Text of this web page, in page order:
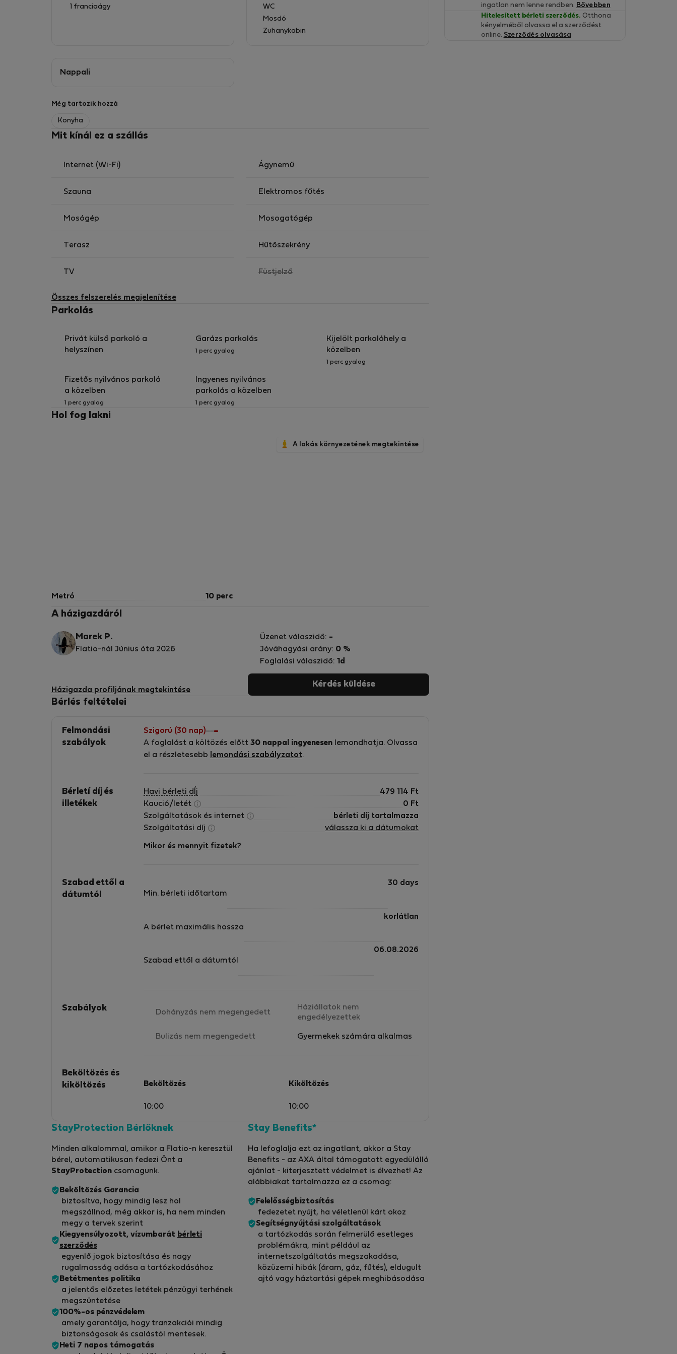
• A Hradčanská metróállomás a közelben — a belváros 10 perc alatt elérhető
1 franciaágy
WC
Mosdó
Zuhanykabin
Nappali
Még tartozik hozzá
Konyha
Mit kínál ez a szállás
Internet (Wi-Fi) Ágynemű
Szauna Elektromos fűtés
Mosógép Mosogatógép
Terasz Hűtőszekrény
TV Füstjelző,
Összes felszerelés megjelenítése
Parkolás
Privát külső parkoló a
helyszínen
Garázs parkolás
1 perc gyalog
Kijelölt parkolóhely a
közelben
1 perc gyalog
Fizetős nyilvános parkoló
a közelben
1 perc gyalog
Ingyenes nyilvános
parkolás a közelben
1 perc gyalog
Hol fog lakni
A lakás környezetének megtekintése
Metró 10 perc
A házigazdáról
Marek P.
Flatio-nál Június óta 2026
Házigazda profiljának megtekintése
Üzenet válaszidő: -
Jóváhagyási arány: 0 %
Foglalási válaszidő: 1d
Kérdés küldése
Bérlés feltételei
Felmondási
szabályok
Szigorú (30 nap)
A foglalást a költözés előtt 30 nappal ingyenesen lemondhatja. Olvassa
el a részletesebb
lemondási szabályzatot.
Bérletí díj és
illetékek
Havi bérleti dÍj 479 114 Ft
Kaució/letét
0 Ft
Szolgáltatások és internet
bérleti díj tartalmazza
Szolgáltatási díj
válassza ki a dátumokat
Mikor és mennyit fizetek?
Szabad ettől a
dátumtól
Min. bérleti időtartam
30 days
A bérlet maximális hossza
korlátlan
Szabad ettől a dátumtól
06.08.2026
Szabályok Dohányzás nem megengedett
Háziállatok nem
engedélyezettek
Bulizás nem megengedett Gyermekek számára alkalmas
Beköltözés és
kiköltözés
Beköltözés
10:00
Kiköltözés
10:00
StayProtection Bérlőknek
Minden alkalommal, amikor a Flatio-n keresztül
bérel, automatikusan fedezi Önt a
StayProtection csomagunk.
Beköltözés Garancia
biztosítva, hogy mindig lesz hol
megszállnod, még akkor is, ha nem minden
megy a tervek szerint
Kiegyensúlyozott, vízumbarát bérleti
szerződés
egyenlő jogok biztosítása és nagy
rugalmasság adása a tartózkodásához
Betétmentes politika
a jelentős előzetes letétek pénzügyi terhének
megszüntetése
100%-os pénzvédelem
amely garantálja, hogy tranzakciói mindig
biztonságosak és csalástól mentesek.
Heti 7 napos támogatás
Stay Benefits*
Ha lefoglalja ezt az ingatlant, akkor a Stay
Benefits - az AXA által támogatott egyedülálló
ajánlat - kiterjesztett védelmet is élvezhet! Az
alábbiakat tartalmazza ez a csomag:
Felelősségbiztosítás
fedezetet nyújt, ha véletlenül kárt okoz
Segítségnyújtási szolgáltatások
a tartózkodás során felmerülő esetleges
problémákra, mint például az
internetszolgáltatás megszakadása,
közüzemi hibák (áram, gáz, fűtés), eldugult
ajtó vagy háztartási gépek meghibásodása
ingatlan nem lenne rendben. Bővebben
Hitelesített bérleti szerződés. Otthona
kényelméből olvassa el a szerződést
online. Szerződés olvasása